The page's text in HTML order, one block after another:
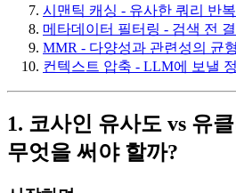
시맨틱 캐싱 - 유사한 쿼리 반복
메타데이터 필터링 - 검색 전
MMR - 다양성과 관련성의 균
컨텍스트 압축 - LLM에 보낼
1. 코사인 유사도 vs 유
무엇을 써야 할까?